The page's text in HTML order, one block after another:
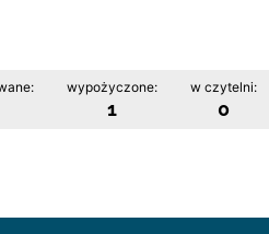
wypożyczone:
1
w czytelni:
0